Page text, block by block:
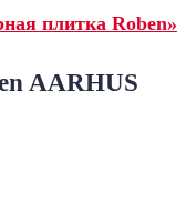
плитка Roben»
AARHUS